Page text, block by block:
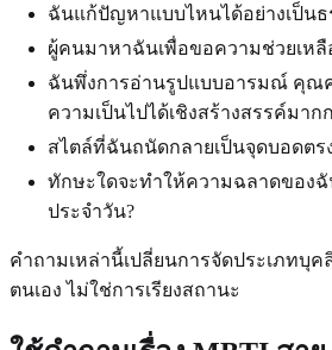
ฉันแก้ปัญหาแบบไหนได้อย่างเป็นธ
ผู้คนมาหาฉันเพื่อขอความช่วยเหลื
ฉันพึ่งการอ่านรูปแบบอารมณ์ คุณ
ความเป็นไปได้เชิงสร้างสรรค์มาก
สไตล์ที่ฉันถนัดกลายเป็นจุดบอดตร
ทักษะใดจะทำให้ความฉลาดของ
ประจำวัน?
คำถามเหล่านี้เปลี่ยนการจัดประเภทบุ
ตนเอง ไม่ใช่การเรียงสถานะ